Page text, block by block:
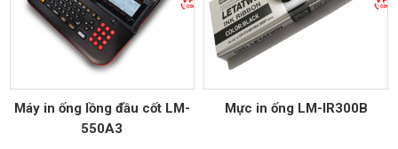
Máy in ống lồng đầu cốt LM-
550A3
Mực in ống LM-IR300B